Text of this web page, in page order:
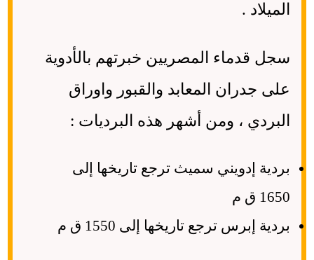
الميلاد .
سجل قدماء المصريين خبرتهم بالأدوية
على جدران المعابد والقبور واوراق
البردي ، ومن أشهر هذه البرديات :
بردية إدويني سميث ترجع تاريخها إلى
1650 ق م
بردية إبرس ترجع تاريخها إلى 1550 ق م